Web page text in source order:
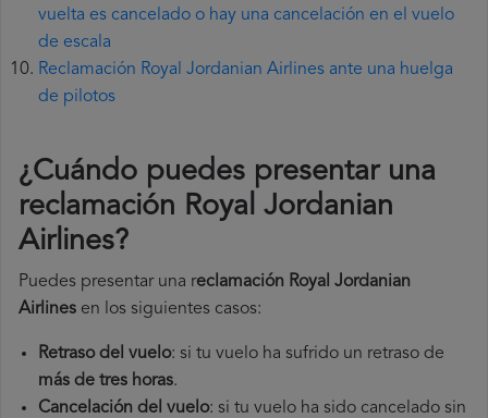
vuelta es cancelado o hay una cancelación en el vuelo
de escala
Reclamación Royal Jordanian Airlines ante una huelga
de pilotos
¿Cuándo puedes presentar una
reclamación Royal Jordanian
Airlines?
Puedes presentar una reclamación Royal Jordanian
Airlines en los siguientes casos:
Retraso del vuelo: si tu vuelo ha sufrido un retraso de
más de tres horas.
Cancelación del vuelo: si tu vuelo ha sido cancelado sin